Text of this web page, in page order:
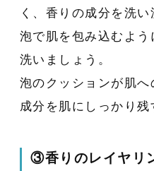
く、香りの成分を洗い
泡で肌を包み込むよう
洗いましょう。
泡のクッションが肌
成分を肌にしっかり残
③香りのレイヤリ